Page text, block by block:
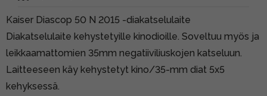
Kaiser Diascop 50 N 2015 -diakatselulaite
Diakatselulaite kehystetyille kinodioille. Soveltuu myös ja
leikkaamattomien 35mm negatiiviliuskojen katseluun.
Laitteeseen käy kehystetyt kino/35-mm diat 5x5
kehyksessä.